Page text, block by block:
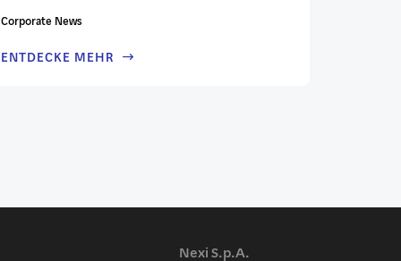
Corporate News
ENTDECKE MEHR
Nexi S.p.A.